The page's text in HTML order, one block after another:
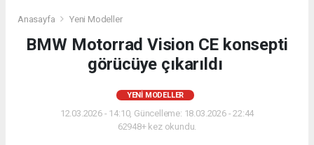
Anasayfa Yeni Modeller
BMW Motorrad Vision CE konsepti
görücüye çıkarıldı
YENI MODELLER
12.03.2026 - 14:10, Güncelleme: 18.03.2026 - 22:44
62948+ kez okundu.